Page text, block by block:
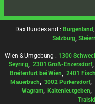
Das Bundesland : Burgenland
Salzburg
Wien & Umgebung : 1300
Seyring
2301 Groß-Enzersdorf,
Breitenfurt bei Wien
2401
Mauerbach
3002 Purkersdorf,
Wagram, Kaltenleutgeben